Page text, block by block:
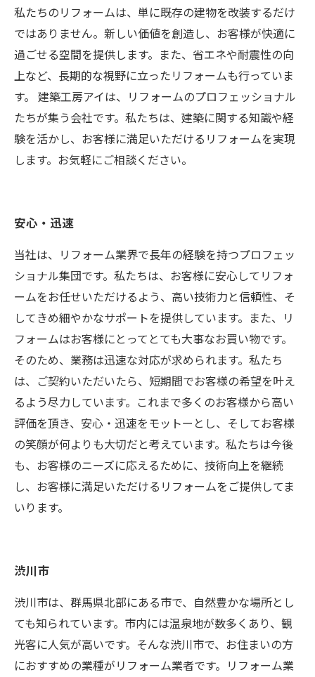
私たちのリフォームは、単に既存の建物を改装するだけ
ではありません。新しい価値を創造し、お客様が快適に
過ごせる空間を提供します。また、省エネや耐震性の向
上など、長期的な視野に立ったリフォームも行っていま
す。 建築工房アイは、リフォームのプロフェッショナル
たちが集う会社です。私たちは、建築に関する知識や経
験を活かし、お客様に満足いただけるリフォームを実現
します。お気軽にご相談ください。
安心・迅速
当社は、リフォーム業界で長年の経験を持つプロフェッ
ショナル集団です。私たちは、お客様に安心してリフォ
ームをお任せいただけるよう、高い技術力と信頼性、そ
してきめ細やかなサポートを提供しています。また、リ
フォームはお客様にとってとても大事なお買い物です。
そのため、業務は迅速な対応が求められます。私たち
は、ご契約いただいたら、短期間でお客様の希望を叶え
るよう尽力しています。これまで多くのお客様から高い
評価を頂き、安心・迅速をモットーとし、そしてお客様
の笑顔が何よりも大切だと考えています。私たちは今後
も、お客様のニーズに応えるために、技術向上を継続
し、お客様に満足いただけるリフォームをご提供してま
いります。
渋川市
渋川市は、群馬県北部にある市で、自然豊かな場所とし
ても知られています。市内には温泉地が数多くあり、観
光客に人気が高いです。そんな渋川市で、お住まいの方
におすすめの業種がリフォーム業者です。リフォーム業